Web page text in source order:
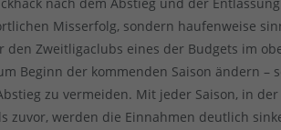
Misserfolg, sondern haufenweise
den Zweitligaclubs eines der Budgets im
Beginn der kommenden Saison ändern –
zu vermeiden. Mit jeder Saison, in
zuvor, werden die Einnahmen deutlich